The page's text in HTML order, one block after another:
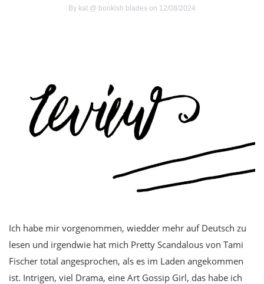
By kat @ bookish blades on 12/08/2024
Ich habe mir vorgenommen, wiedder mehr auf Deutsch zu
lesen und irgendwie hat mich Pretty Scandalous von Tami
Fischer total angesprochen, als es im Laden angekommen
ist. Intrigen, viel Drama, eine Art Gossip Girl, das habe ich